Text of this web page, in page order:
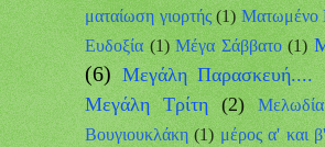
ματαίωση γιορτής (1) Ματωμένο
Ευδοξία (1) Μέγα Σάββατο (1)
(6) Μεγάλη Παρασκευή....
Μεγάλη Τρίτη
(2)
Βουγιουκλάκη (1) μέρος α' και